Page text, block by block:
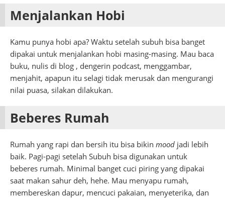
Menjalankan Hobi
Kamu punya hobi apa? Waktu setelah subuh bisa banget
dipakai untuk menjalankan hobi masing-masing. Mau baca
buku, nulis di blog , dengerin podcast, menggambar,
menjahit, apapun itu selagi tidak merusak dan mengurangi
nilai puasa, silakan dilakukan.
Beberes Rumah
Rumah yang rapi dan bersih itu bisa bikin mood jadi lebih
baik. Pagi-pagi setelah Subuh bisa digunakan untuk
beberes rumah. Minimal banget cuci piring yang dipakai
saat makan sahur deh, hehe. Mau menyapu rumah,
membereskan dapur, mencuci pakaian, menyeterika, dan